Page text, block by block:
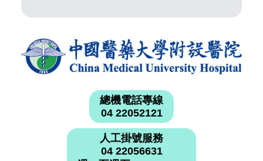
總機電話專線
04 22052121
人工掛號服務
04 22056631